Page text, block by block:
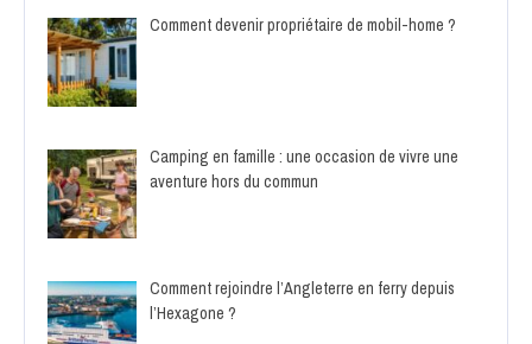
Comment devenir propriétaire de mobil-home ?
Camping en famille : une occasion de vivre une
aventure hors du commun
Comment rejoindre l’Angleterre en ferry depuis
l’Hexagone ?